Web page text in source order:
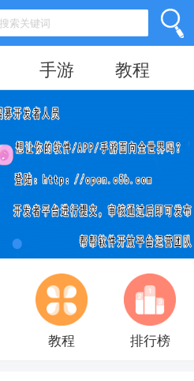
手游 教程
教程 排行榜